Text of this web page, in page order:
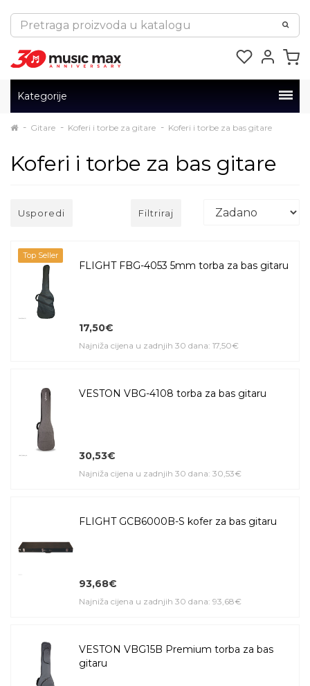
Kategorije
Gitare Koferi i torbe za gitare Koferi i torbe za bas gitare
Koferi i torbe za bas gitare
Usporedi Filtriraj
Top Seller
FLIGHT FBG-4053 5mm torba za bas gitaru
17,50€
Najniža cijena u zadnjih 30 dana: 17,50€
VESTON VBG-4108 torba za bas gitaru
30,53€
Najniža cijena u zadnjih 30 dana: 30,53€
FLIGHT GCB6000B-S kofer za bas gitaru
93,68€
Najniža cijena u zadnjih 30 dana: 93,68€
VESTON VBG15B Premium torba za bas
gitaru